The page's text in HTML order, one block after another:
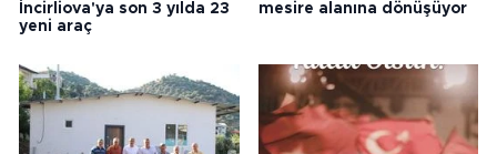
İncirliova'ya son 3 yılda 23
yeni araç
mesire alanına dönüşüyor